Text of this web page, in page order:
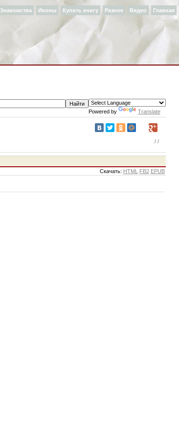
Главная
Видео
Разное
Купить книгу
Иконы
Знакомства
Powered by
Translate
//
Cкачать: HTML FB2 EPUB